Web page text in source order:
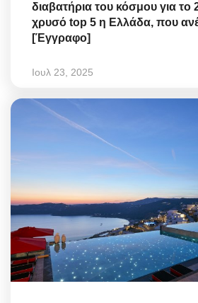
διαβατήρια του κόσμου για το
χρυσό top 5 η Ελλάδα, που
[Έγγραφο]
Ιουλ 23, 2025